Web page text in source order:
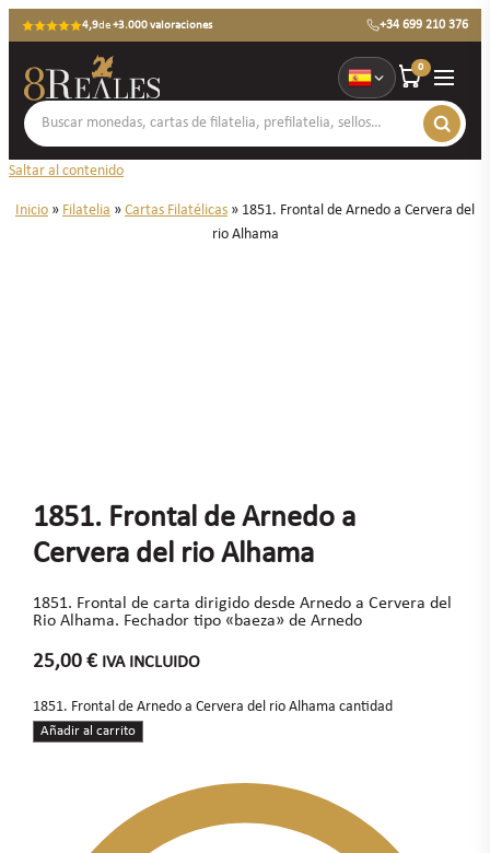
4,9de+3.000 valoraciones +34 699 210 376
0
Saltar al contenido
Inicio » Filatelia » Cartas Filatélicas » 1851. Frontal de Arnedo a Cervera del
rio Alhama
1851. Frontal de Arnedo a
Cervera del rio Alhama
1851. Frontal de carta dirigido desde Arnedo a Cervera del
Rio Alhama. Fechador tipo «baeza» de Arnedo
25,00 € IVA INCLUIDO
1851. Frontal de Arnedo a Cervera del rio Alhama cantidad
Añadir al carrito